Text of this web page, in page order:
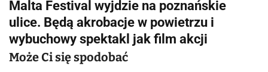
i
g
a
Malta Festival wyjdzie na poznańskie
ulice. Będą akrobacje w powietrzu i
wybuchowy spektakl jak film akcji
Może Ci się spodobać